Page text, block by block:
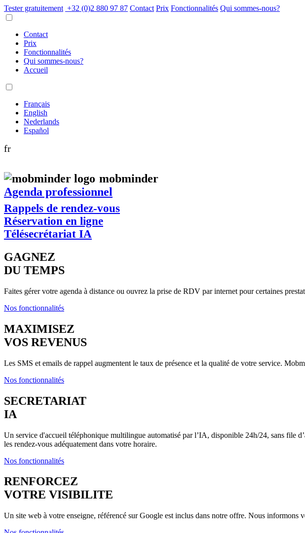
Tester gratuitement +32 (0)2 880 97 87 Contact Prix Fonctionnalités Qui sommes-nous?
Contact
Prix
Fonctionnalités
Qui sommes-nous?
Accueil
Français
English
Nederlands
Español
fr
mobminder
Agenda professionnel
Rappels de rendez-vous
Réservation en ligne
Télésecrétariat IA
GAGNEZ
DU TEMPS
Faites gérer votre agenda à distance ou ouvrez la prise de RDV par internet pour certaines
Nos fonctionnalités
MAXIMISEZ
VOS REVENUS
Les SMS et emails de rappel augmentent le taux de présence et la qualité de votre service.
Nos fonctionnalités
SECRETARIAT
IA
Un service d'accueil téléphonique multilingue automatisé par l’IA, disponible 24h/24, sans file
les rendez-vous adéquatement dans votre horaire.
Nos fonctionnalités
RENFORCEZ
VOTRE VISIBILITE
Un site web à votre enseigne, référencé sur Google est inclus dans notre offre. Nous informons